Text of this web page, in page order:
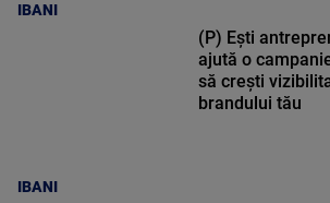
IBANI
IBANI
(P) Ești
ajută o
să crești
brandului tău